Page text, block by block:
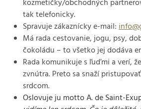
kozmetičky/obchodných
tak telefonicky.
Spravuje zákaznícky e-mail:
Má rada cestovanie, jogu, psy,
čokoládu – to všetko jej dodáva
Rada komunikuje s ľuďmi a verí,
zvnútra. Preto sa snaží
srdcom.
Oslovuje ju motto A. de Saint-